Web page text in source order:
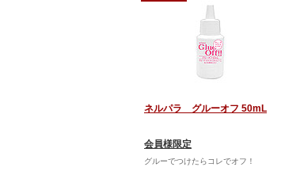
ネルパラ グルーオフ 50mL
会員様限定
グルーでつけたらコレでオフ！